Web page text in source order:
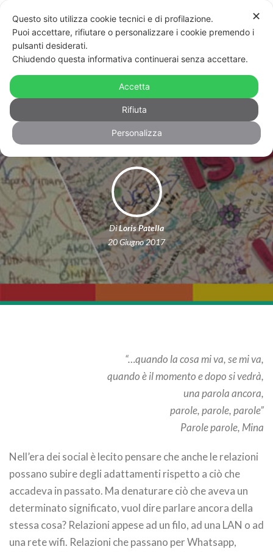
Textlationship: questa relazione si
autodistruggerà tra 24 ore, o forse
no
DiLoris Patella
20 Giugno 2017
“…quando la cosa mi va, se mi va,
quando è il momento e dopo si vedrà,
una parola ancora,
parole, parole, parole”
Parole parole, Mina
Nell’era dei social è lecito pensare che anche le relazioni
possano subire degli adattamenti rispetto a ciò che
accadeva in passato. Ma denaturare ciò che aveva un
determinato significato, vuol dire parlare ancora della
stessa cosa? Relazioni appese ad un filo, ad una LAN o ad
una rete wifi. Relazioni che passano per Whatsapp,
✕
Questo sito utilizza cookie tecnici e di profilazione.
Puoi accettare, rifiutare o personalizzare i cookie premendo i
pulsanti desiderati.
Chiudendo questa informativa continuerai senza accettare.
Accetta
Rifiuta
Personalizza